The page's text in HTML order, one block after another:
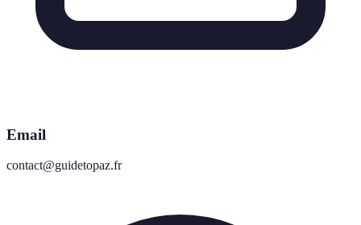
Email
contact@guidetopaz.fr